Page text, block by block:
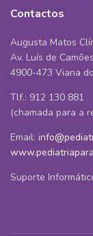
Contactos
Augusta Matos
Av. Luís de
4900-473 Viana
Tlf.: 912 130 881
(chamada para a
Email:
Suporte